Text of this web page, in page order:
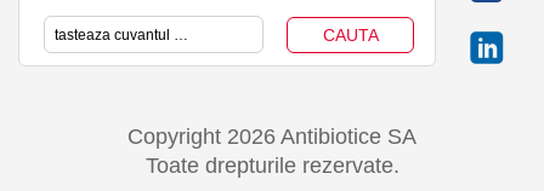
Copyright 2026 Antibiotice SA
Toate drepturile rezervate.